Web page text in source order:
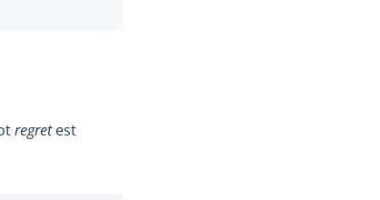
regretest